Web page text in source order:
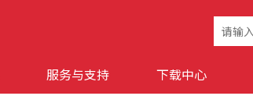
服务与支持 下载中心